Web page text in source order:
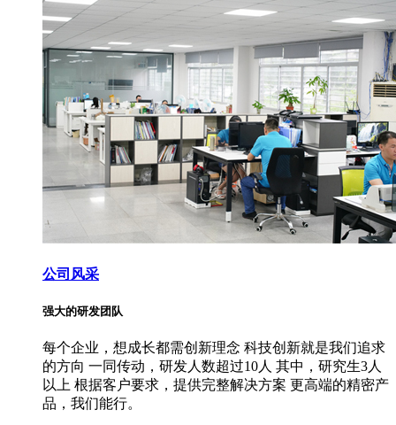
公司风采
强大的研发团队
每个企业，想成长都需创新理念 科技创新就是我们追求
的方向 一同传动，研发人数超过10人 其中，研究生3人
以上 根据客户要求，提供完整解决方案 更高端的精密产
品，我们能行。